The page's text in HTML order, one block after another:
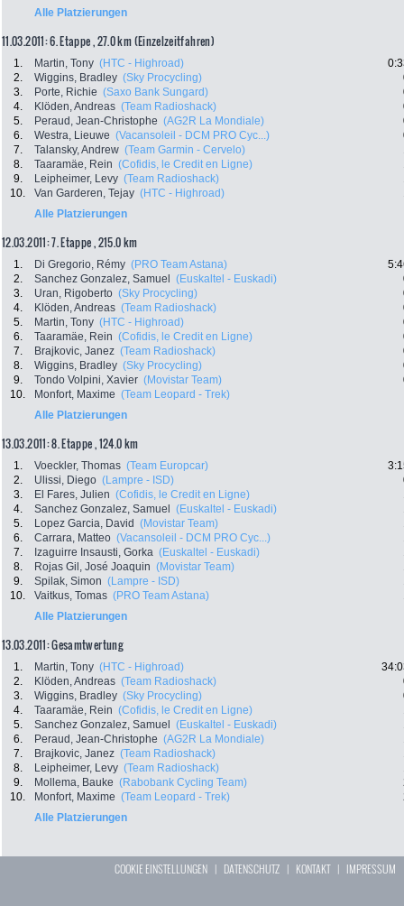
Alle Platzierungen
11.03.2011: 6. Etappe , 27.0 km (Einzelzeitfahren)
1. Martin, Tony (HTC - Highroad)
2.
Wiggins, Bradley (Sky Procycling)
3.
Porte, Richie (Saxo Bank Sungard)
4.
Klöden, Andreas (Team Radioshack)
5.
Peraud, Jean-Christophe (AG2R La Mondiale)
6.
Westra, Lieuwe (Vacansoleil - DCM PRO Cyc...)
7.
Talansky, Andrew (Team Garmin - Cervelo)
8.
Taaramäe, Rein (Cofidis, le Credit en Ligne)
9.
Leipheimer, Levy (Team Radioshack)
10.
Van Garderen, Tejay (HTC - Highroad)
Alle Platzierungen
12.03.2011: 7. Etappe , 215.0 km
1. Di Gregorio, Rémy (PRO Team Astana)
2.
Sanchez Gonzalez, Samuel (Euskaltel - Euskadi)
3.
Uran, Rigoberto (Sky Procycling)
4.
Klöden, Andreas (Team Radioshack)
5.
Martin, Tony (HTC - Highroad)
6.
Taaramäe, Rein (Cofidis, le Credit en Ligne)
7.
Brajkovic, Janez (Team Radioshack)
8.
Wiggins, Bradley (Sky Procycling)
9.
Tondo Volpini, Xavier (Movistar Team)
10.
Monfort, Maxime (Team Leopard - Trek)
Alle Platzierungen
13.03.2011: 8. Etappe , 124.0 km
1. Voeckler, Thomas (Team Europcar)
2.
Ulissi, Diego (Lampre - ISD)
3.
El Fares, Julien (Cofidis, le Credit en Ligne)
4.
Sanchez Gonzalez, Samuel (Euskaltel - Euskadi)
5.
Lopez Garcia, David (Movistar Team)
6.
Carrara, Matteo (Vacansoleil - DCM PRO Cyc...)
7.
Izaguirre Insausti, Gorka (Euskaltel - Euskadi)
8.
Rojas Gil, José Joaquin (Movistar Team)
9.
Spilak, Simon (Lampre - ISD)
10.
Vaitkus, Tomas (PRO Team Astana)
Alle Platzierungen
13.03.2011: Gesamtwertung
1. Martin, Tony (HTC - Highroad)
2.
Klöden, Andreas (Team Radioshack)
3.
Wiggins, Bradley (Sky Procycling)
4.
Taaramäe, Rein (Cofidis, le Credit en Ligne)
5.
Sanchez Gonzalez, Samuel (Euskaltel - Euskadi)
6.
Peraud, Jean-Christophe (AG2R La Mondiale)
7.
Brajkovic, Janez (Team Radioshack)
8.
Leipheimer, Levy (Team Radioshack)
9.
Mollema, Bauke (Rabobank Cycling Team)
10.
Monfort, Maxime (Team Leopard - Trek)
Alle Platzierungen
COOKIE EINSTELLUNGEN | DATENSCHUTZ | KONTAKT| IMPRESSUM